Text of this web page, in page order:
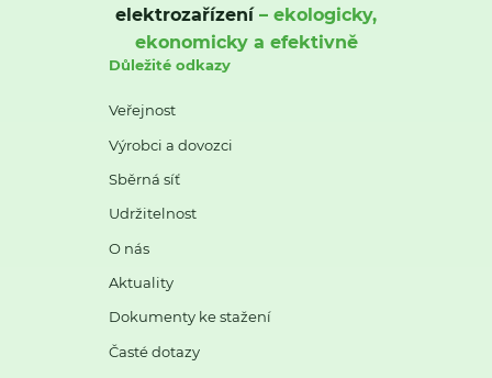
elektrozařízení– ekologicky,
ekonomicky a efektivně
Důležité odkazy
Veřejnost
Výrobci a dovozci
Sběrná síť
Udržitelnost
O nás
Aktuality
Dokumenty ke stažení
Časté dotazy